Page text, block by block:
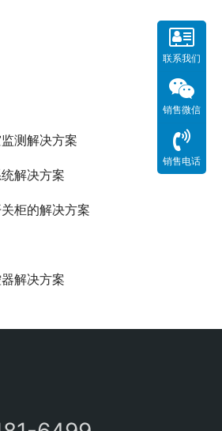
测解决方案
解决方案
柜的解决方案
解决方案
联系我们
销售微信
销售电话